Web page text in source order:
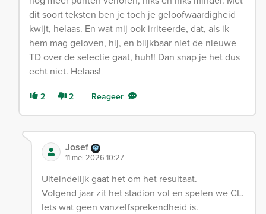
dit soort teksten ben je toch je geloofwaardigheid
kwijt, helaas. En wat mij ook irriteerde, dat, als ik
hem mag geloven, hij, en blijkbaar niet de nieuwe
TD over de selectie gaat, huh!! Dan snap je het dus
echt niet. Helaas!
2 2 Reageer
Josef
11 mei 2026 10:27
Uiteindelijk gaat het om het resultaat.
Volgend jaar zit het stadion vol en spelen we CL.
Iets wat geen vanzelfsprekendheid is.